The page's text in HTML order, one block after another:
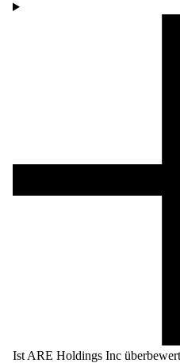
Ist ARE Holdings Inc